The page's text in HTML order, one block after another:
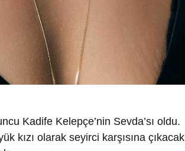
Kadife Kelepçe’nin Sevda’sı oldu.
kızı olarak seyirci karşısına çıkacak